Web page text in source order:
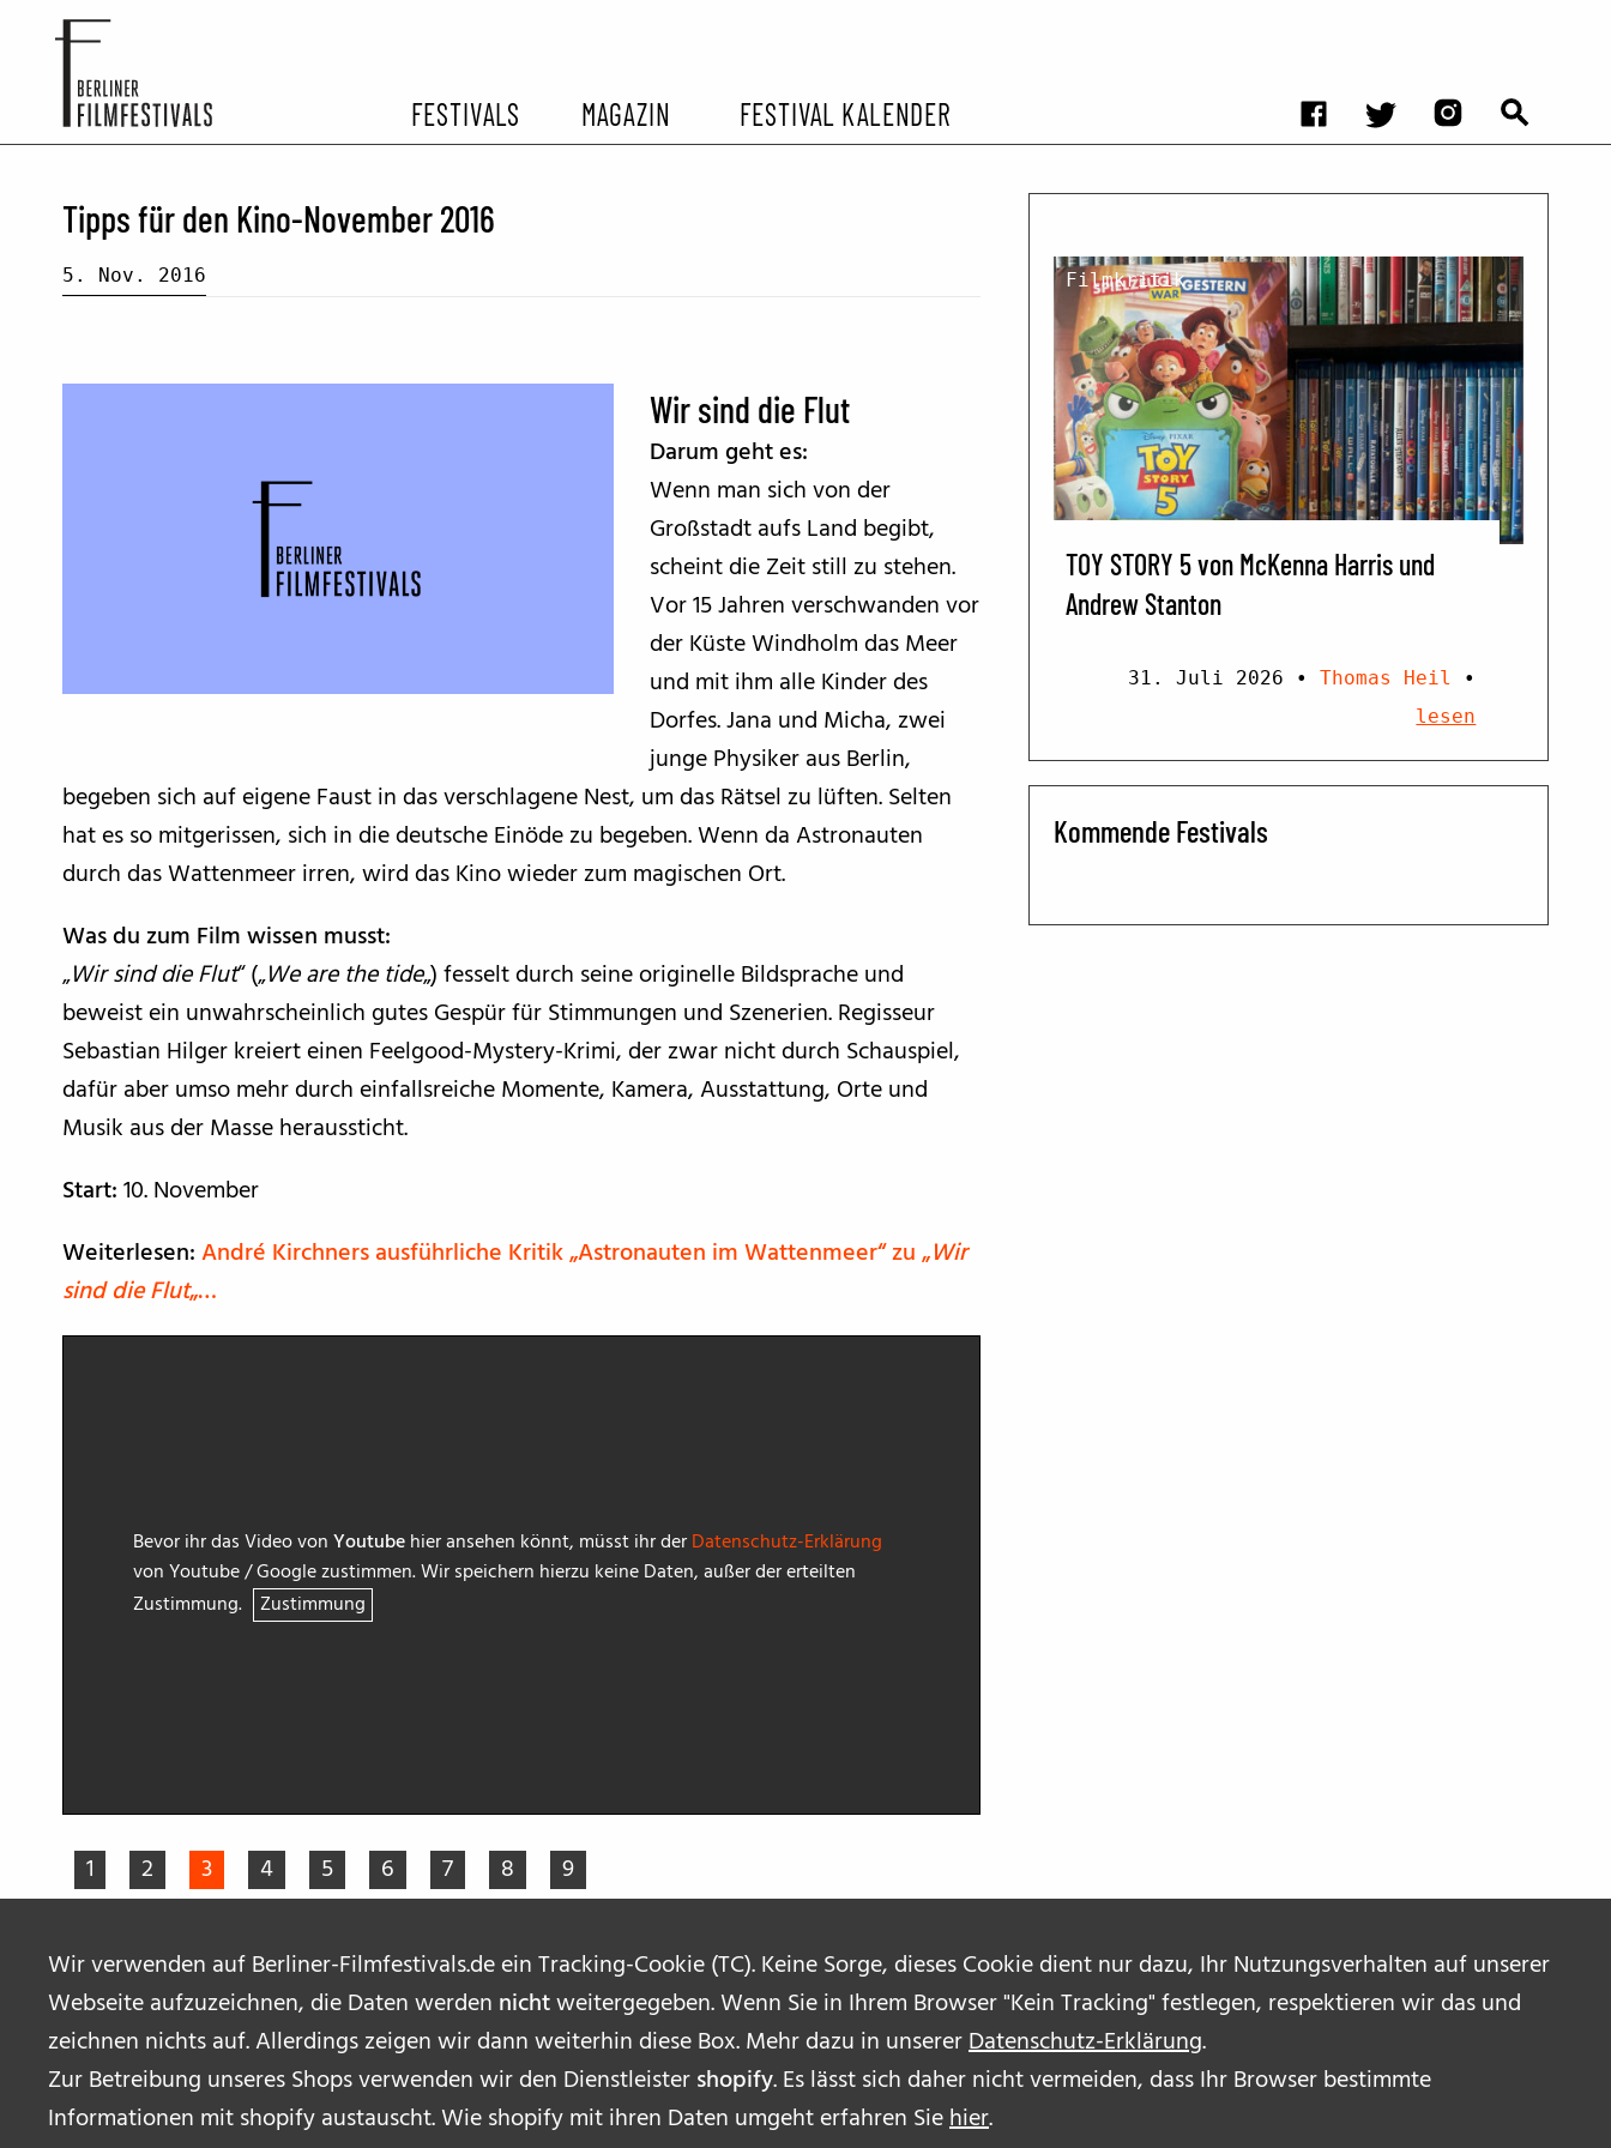
Wir verwenden auf Berliner-Filmfestivals.de ein Tracking-Cookie (TC). Keine Sorge, dieses Cookie dient nur dazu, Ihr Nutzungsverhalten auf unserer
Webseite aufzuzeichnen, die Daten werden nichtweitergegeben. Wenn Sie in Ihrem Browser "Kein Tracking" festlegen, respektieren wir das und
zeichnen nichts auf. Allerdings zeigen wir dann weiterhin diese Box. Mehr dazu in unsererDatenschutz-Erklärung.
Zur Betreibung unseres Shops verwenden wir den Dienstleistershopify. Es lässt sich daher nicht vermeiden, dass Ihr Browser bestimmte
Informationen mit shopify austauscht. Wie shopify mit ihren Daten umgeht erfahren Siehier.
FESTIVALS
MAGAZIN
FILMKRITIKEN
FILM- UND SERIEN-TIPPS
BFF ON THE ROAD
FESTIVAL KALENDER
Tipps für den Kino-November 2016
5. Nov. 2016
Wir sind die Flut
Darum geht es:
Wenn man sich von der
Großstadt aufs Land begibt,
scheint die Zeit still zu stehen.
Vor 15 Jahren verschwanden vor
der Küste Windholm das Meer
und mit ihm alle Kinder des
Dorfes. Jana und Micha, zwei
junge Physiker aus Berlin,
begeben sich auf eigene Faust in das verschlagene Nest, um das Rätsel zu lüften. Selten
hat es so mitgerissen, sich in die deutsche Einöde zu begeben. Wenn da Astronauten
durch das Wattenmeer irren, wird das Kino wieder zum magischen Ort.
Was du zum Film wissen musst:
„Wir sind die Flut“ („We are the tide„) fesselt durch seine originelle Bildsprache und
beweist ein unwahrscheinlich gutes Gespür für Stimmungen und Szenerien. Regisseur
Sebastian Hilger kreiert einen Feelgood-Mystery-Krimi, der zwar nicht durch Schauspiel,
dafür aber umso mehr durch einfallsreiche Momente, Kamera, Ausstattung, Orte und
Musik aus der Masse heraussticht.
Start:10. November
Weiterlesen:André Kirchners ausführliche Kritik „Astronauten im Wattenmeer“ zu „Wir
sind die Flut„…
Bevor ihr das Video vonYoutubehier ansehen könnt, müsst ihr derDatenschutz-Erklärung
von Youtube / Google zustimmen. Wir speichern hierzu keine Daten, außer der erteilten
Zustimmung. Zustimmung
1 2 3 4 5 6 7 8 9
Filmkritik
TOY STORY 5 von McKenna Harris und
Andrew Stanton
31. Juli 2026 • Thomas Heil
•
lesen
Kommende Festivals
ÜBER UNS